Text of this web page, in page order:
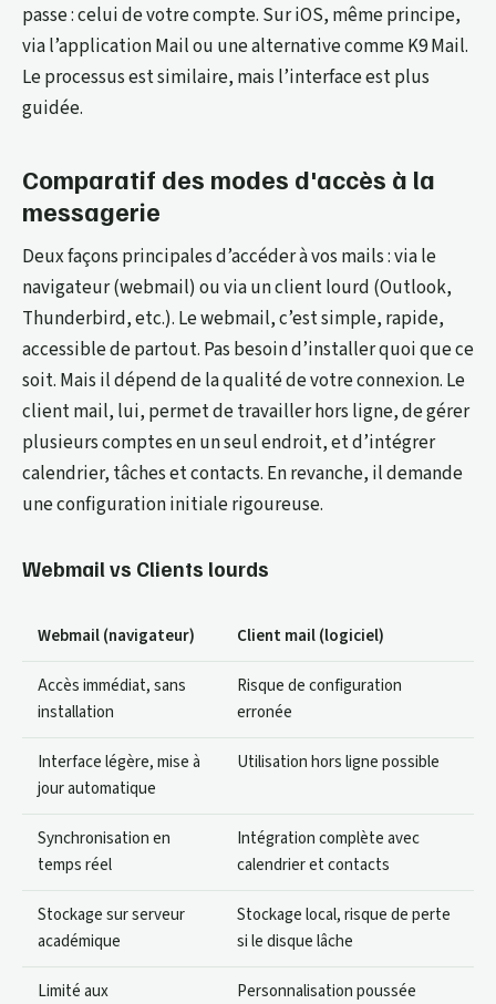
passe : celui de votre compte. Sur iOS, même principe,
via l’application Mail ou une alternative comme K9 Mail.
Le processus est similaire, mais l’interface est plus
guidée.
Comparatif des modes d'accès à la
messagerie
Deux façons principales d’accéder à vos mails : via le
navigateur (webmail) ou via un client lourd (Outlook,
Thunderbird, etc.). Le webmail, c’est simple, rapide,
accessible de partout. Pas besoin d’installer quoi que ce
soit. Mais il dépend de la qualité de votre connexion. Le
client mail, lui, permet de travailler hors ligne, de gérer
plusieurs comptes en un seul endroit, et d’intégrer
calendrier, tâches et contacts. En revanche, il demande
une configuration initiale rigoureuse.
Webmail vs Clients lourds
Webmail (navigateur) Client mail (logiciel)
Accès immédiat, sans
installation
Risque de configuration
erronée
Interface légère, mise à
jour automatique
Utilisation hors ligne possible
Synchronisation en
temps réel
Intégration complète avec
calendrier et contacts
Stockage sur serveur
académique
Stockage local, risque de perte
si le disque lâche
Limité aux
Personnalisation poussée